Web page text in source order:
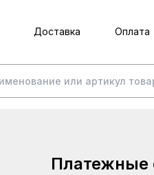
Доставка Оплата
Платежные